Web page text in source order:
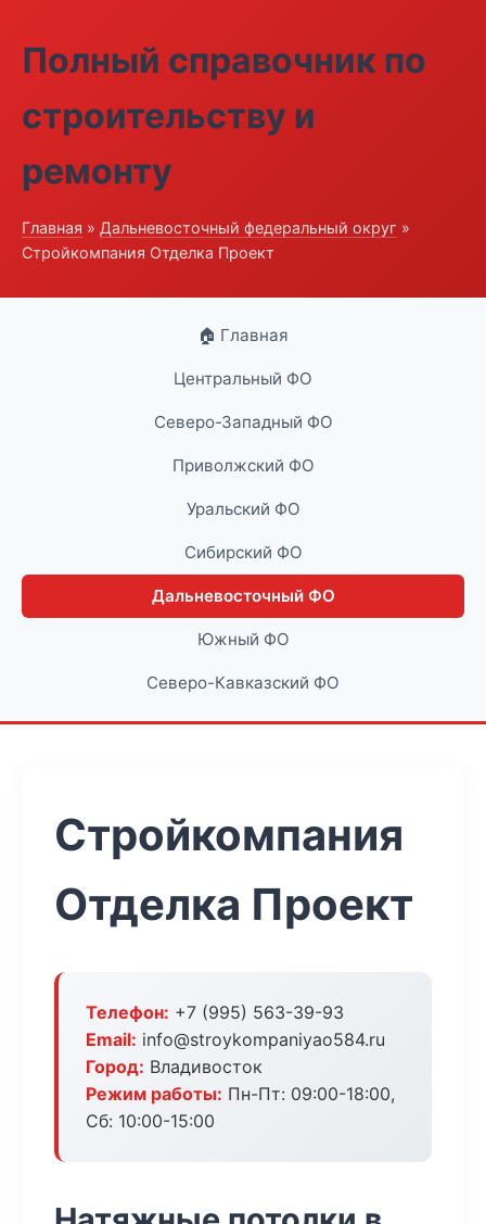
Полный справочник по
строительству и
ремонту
Главная » Дальневосточный федеральный округ »
Стройкомпания Отделка Проект
🏠 Главная
Центральный ФО
Северо-Западный ФО
Приволжский ФО
Уральский ФО
Сибирский ФО
Дальневосточный ФО
Южный ФО
Северо-Кавказский ФО
Стройкомпания
Отделка Проект
Телефон: +7 (995) 563-39-93
Email: info@stroykompaniyao584.ru
Город: Владивосток
Режим работы: Пн-Пт: 09:00-18:00,
Сб: 10:00-15:00